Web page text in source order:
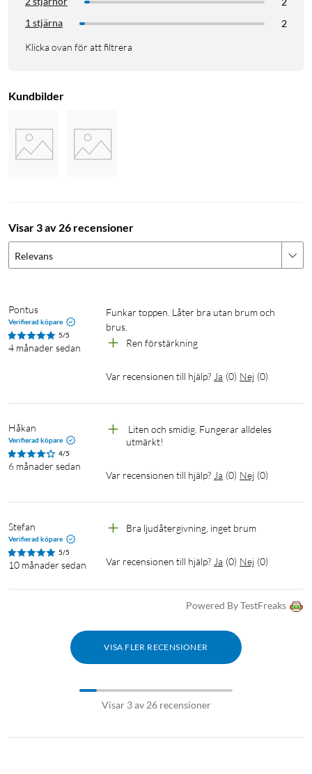
1 stjärna
2
Klicka ovan för att filtrera
Kundbilder
Visar 3 av 26 recensioner
Relevans
Pontus
Verifierad köpare
5/5
4 månader sedan
Funkar toppen. Låter bra utan brum och
brus.
Ren förstärkning
Var recensionen till hjälp? Ja (0) Nej (0)
Håkan
Verifierad köpare
4/5
6 månader sedan
utmärkt!
Var recensionen till hjälp? Ja (0) Nej (0)
Stefan
Verifierad köpare
5/5
10 månader sedan
Bra ljudåtergivning, inget brum
Var recensionen till hjälp? Ja (0) Nej (0)
Powered By TestFreaks
VISA FLER RECENSIONER
Visar 3 av 26 recensioner